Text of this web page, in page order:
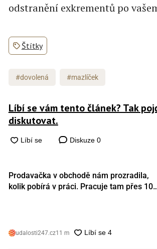
odstranění exkrementů po
Štítky
#dovolená #mazlíček
Líbí se vám tento článek? Tak
diskutovat.
Diskuze 0
Prodavačka v obchodě nám prozradila,
kolik pobírá v práci. Pracuje tam přes 10
udalosti247.cz11 m